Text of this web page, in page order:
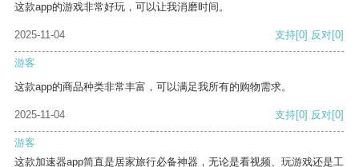
这款app的游戏非常好玩，可以让我消磨时间。
2025-11-04 支持[0] 反对[0]
游客
这款app的商品种类非常丰富，可以满足我所有的购物需求。
2025-11-04 支持[0] 反对[0]
游客
这款加速器app简直是居家旅行必备神器，无论是看视频、玩游戏还是工